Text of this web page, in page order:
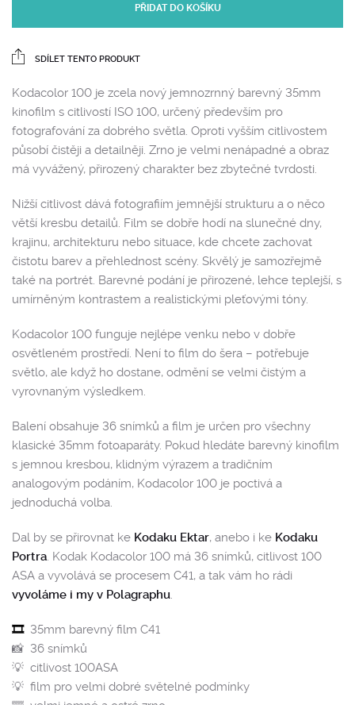
PŘIDAT DO KOŠÍKU
SDÍLET TENTO PRODUKT
Kodacolor 100 je zcela nový jemnozrnný barevný 35mm
kinofilm s citlivostí ISO 100, určený především pro
fotografování za dobrého světla. Oproti vyšším citlivostem
působí čistěji a detailněji. Zrno je velmi nenápadné a obraz
má vyvážený, přirozený charakter bez zbytečné tvrdosti.
Nižší citlivost dává fotografiím jemnější strukturu a o něco
větší kresbu detailů. Film se dobře hodí na slunečné dny,
krajinu, architekturu nebo situace, kde chcete zachovat
čistotu barev a přehlednost scény. Skvělý je samozřejmě
také na portrét. Barevné podání je přirozené, lehce teplejší, s
umírněným kontrastem a realistickými pleťovými tóny.
Kodacolor 100 funguje nejlépe venku nebo v dobře
osvětleném prostředí. Není to film do šera – potřebuje
světlo, ale když ho dostane, odmění se velmi čistým a
vyrovnaným výsledkem.
Balení obsahuje 36 snímků a film je určen pro všechny
klasické 35mm fotoaparáty. Pokud hledáte barevný kinofilm
s jemnou kresbou, klidným výrazem a tradičním
analogovým podáním, Kodacolor 100 je poctivá a
jednoduchá volba.
Dal by se přirovnat ke Kodaku Ektar, anebo i ke Kodaku
Portra. Kodak Kodacolor 100 má 36 snímků, citlivost 100
ASA a vyvolává se procesem C41, a tak vám ho rádi
vyvoláme i my v Polagraphu.
🎞️ 35mm barevný film C41
📸 36 snímků
💡 citlivost 100ASA
💡 film pro velmi dobré světelné podmínky